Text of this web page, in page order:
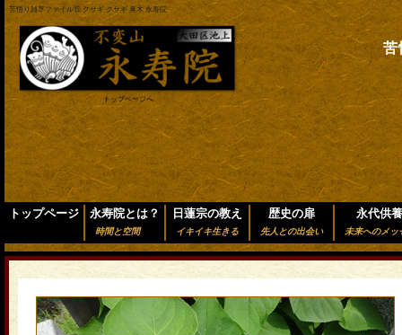
苦悟り雑草ファイル⑮ クサギ クサギ 臭木 永寿院
トップページへ
トップページ 永寿院とは？
時間と空間
日蓮宗の教え
イキイキ生きる
歴史の扉
先人との出会い
永代供
未来へのメッ